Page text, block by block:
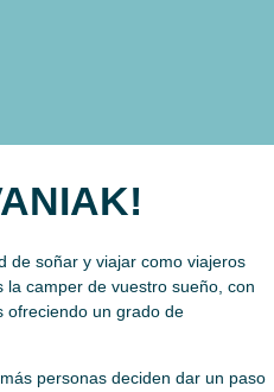
de soñar y viajar como viajeros
camper de vuestro sueño, con
ofreciendo un grado de
personas deciden dar un paso